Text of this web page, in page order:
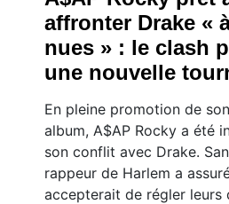
affronter Drake «
nues » : le clash
une nouvelle
En pleine promotion de
album, A$AP Rocky a été
son conflit avec Drake.
rappeur de Harlem a
accepterait de régler leurs